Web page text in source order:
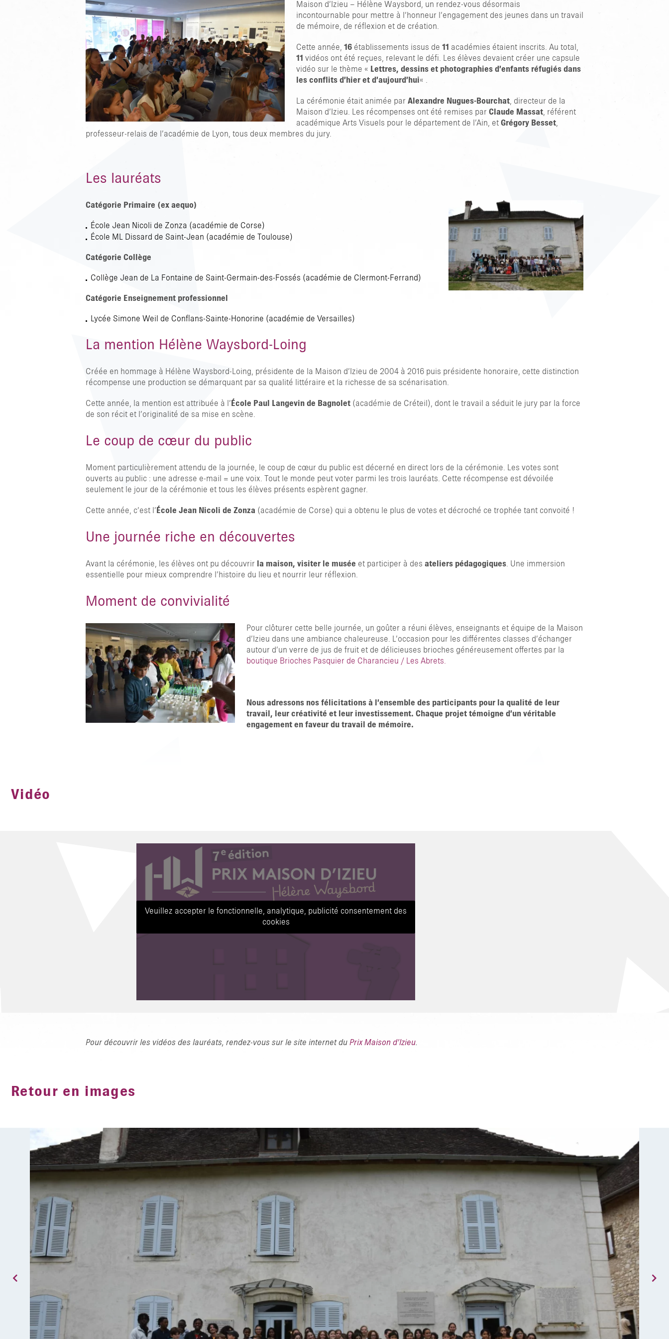
TAPER ENTRER POUR RECHERCHER OU ESC POUR FERMER
Maison d’Izieu – Hélène Waysbord, un rendez-vous désormais
incontournable pour mettre à l’honneur l’engagement des jeunes dans un travail
de mémoire, de réflexion et de création.
Cette année, 16 établissements issus de 11 académies étaient inscrits. Au total,
11 vidéos ont été reçues, relevant le défi. Les élèves devaient créer une capsule
vidéo sur le thème « Lettres, dessins et photographies d’enfants réfugiés dans
les conflits d’hier et d’aujourd’hui« .
La cérémonie était animée par Alexandre Nugues-Bourchat, directeur de la
Maison d’Izieu. Les récompenses ont été remises par Claude Massat, référent
académique Arts Visuels pour le département de l’Ain, et Grégory Besset,
professeur-relais de l’académie de Lyon, tous deux membres du jury.
Les lauréats
Catégorie Primaire (ex aequo)
École Jean Nicoli de Zonza (académie de Corse)
École ML Dissard de Saint-Jean (académie de Toulouse)
Catégorie Collège
Collège Jean de La Fontaine de Saint-Germain-des-Fossés (académie de Clermont-Ferrand)
Catégorie Enseignement professionnel
Lycée Simone Weil de Conflans-Sainte-Honorine (académie de Versailles)
La mention Hélène Waysbord-Loing
Créée en hommage à Hélène Waysbord-Loing, présidente de la Maison d’Izieu de 2004 à 2016 puis présidente honoraire, cette distinction
récompense une production se démarquant par sa qualité littéraire et la richesse de sa scénarisation.
Cette année, la mention est attribuée à l’ École Paul Langevin de Bagnolet (académie de Créteil), dont le travail a séduit le jury par la force
de son récit et l’originalité de sa mise en scène.
Le coup de cœur du public
Moment particulièrement attendu de la journée, le coup de cœur du public est décerné en direct lors de la cérémonie. Les votes sont
ouverts au public : une adresse e-mail = une voix. Tout le monde peut voter parmi les trois lauréats. Cette récompense est dévoilée
seulement le jour de la cérémonie et tous les élèves présents espèrent gagner.
Cette année, c’est l’ École Jean Nicoli de Zonza (académie de Corse) qui a obtenu le plus de votes et décroché ce trophée tant convoité !
Une journée riche en découvertes
Avant la cérémonie, les élèves ont pu découvrir la maison, visiter le musée et participer à des ateliers pédagogiques. Une immersion
essentielle pour mieux comprendre l’histoire du lieu et nourrir leur réflexion.
Moment de convivialité
Pour clôturer cette belle journée, un goûter a réuni élèves, enseignants et équipe de la Maison
d’Izieu dans une ambiance chaleureuse. L’occasion pour les différentes classes d’échanger
autour d’un verre de jus de fruit et de délicieuses brioches généreusement offertes par la
boutique Brioches Pasquier de Charancieu / Les Abrets.
Nous adressons nos félicitations à l’ensemble des participants pour la qualité de leur
travail, leur créativité et leur investissement. Chaque projet témoigne d’un véritable
engagement en faveur du travail de mémoire.
Vidéo
Veuillez accepter le fonctionnelle, analytique, publicité consentement des
cookies
Pour découvrir les vidéos des lauréats, rendez-vous sur le site internet du Prix Maison d’Izieu.
Retour en images